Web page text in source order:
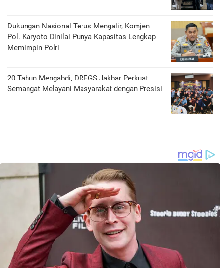
Dukungan Nasional Terus Mengalir, Komjen
Pol. Karyoto Dinilai Punya Kapasitas Lengkap
Memimpin Polri
20 Tahun Mengabdi, DREGS Jakbar Perkuat
Semangat Melayani Masyarakat dengan Presisi